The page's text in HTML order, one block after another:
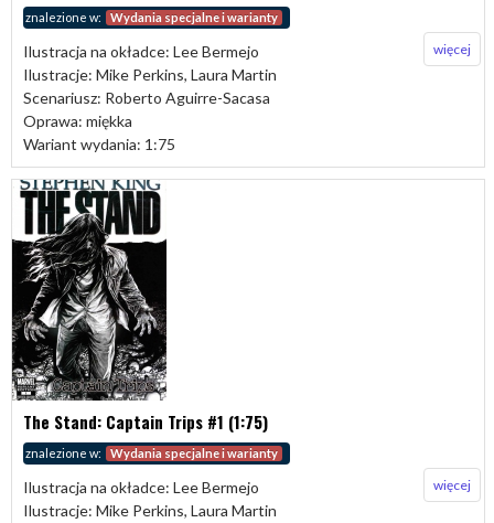
znalezione w: Wydania specjalne i warianty
Ilustracja na okładce: Lee Bermejo
Ilustracje: Mike Perkins, Laura Martin
Scenariusz: Roberto Aguirre-Sacasa
Oprawa: miękka
Wariant wydania: 1:75
więcej
The Stand: Captain Trips #1 (1:75)
znalezione w: Wydania specjalne i warianty
Ilustracja na okładce: Lee Bermejo
Ilustracje: Mike Perkins, Laura Martin
więcej